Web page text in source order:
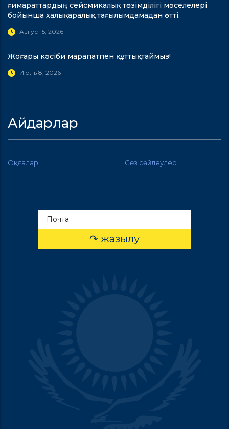
ғимараттардың сейсмикалық төзімділігі мәселелері
бойынша халықаралық тағылымдамадан өтті.
Август 5, 2026
Жоғары кәсіби марапатпен құттықтаймыз!
Июль 8, 2026
Айдарлар
Оқиғалар Сөз сөйлеулер